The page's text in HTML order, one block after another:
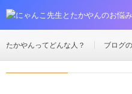
たかやんってどんな人？ ブログ
HOME 2020年 5月